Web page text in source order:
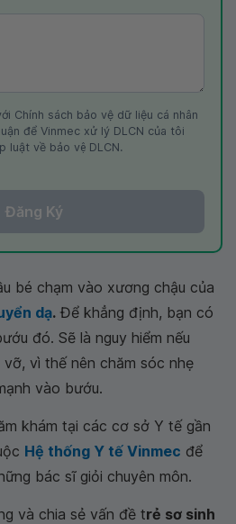
Chính sách bảo vệ dữ liệu cá nhân
để Vinmec xử lý DLCN của tôi
luật về bảo vệ DLCN.
Đăng Ký
bé chạm vào xương chậu của
dạ. Để khẳng định, bạn có
đó. Sẽ là nguy hiểm nếu
vì thế nên chăm sóc nhẹ
vào bướu.
khám tại các cơ sở Y tế gần
Hệ thống Y tế Vinmec để
bác sĩ giỏi chuyên môn.
và chia sẻ vấn đề trẻ sơ sinh